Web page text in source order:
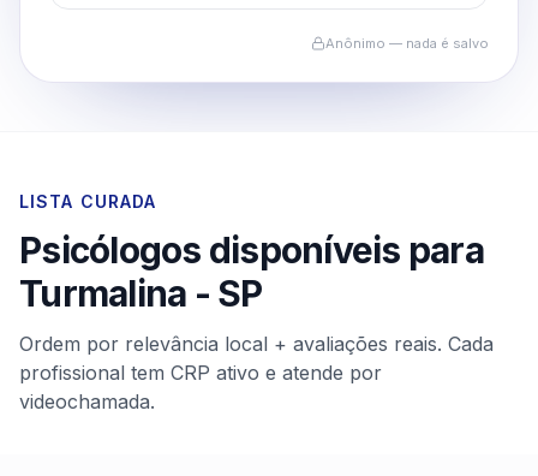
Anônimo — nada é salvo
LISTA CURADA
Psicólogos disponíveis para
Turmalina - SP
Ordem por relevância local + avaliações reais. Cada
profissional tem CRP ativo e atende por
videochamada.